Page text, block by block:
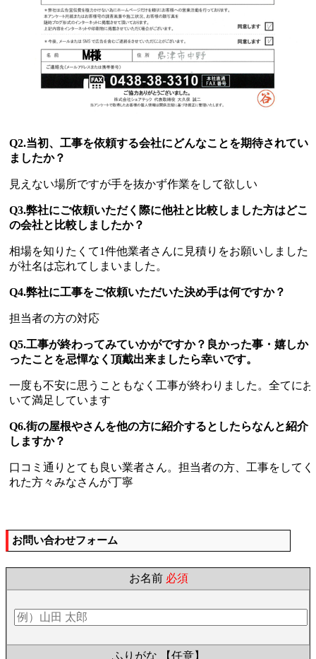
Q2.当初、工事を依頼する会社にどんなことを期待されてい
ましたか？
見えない場所ですが手を抜かず作業をして欲しい
Q3.弊社にご依頼いただく際に他社と比較しました方はどこ
の会社と比較しましたか？
相場を知りたくて1件他業者さんに見積りをお願いしました
が社名は忘れてしまいました。
Q4.弊社に工事をご依頼いただいた決め手は何ですか？
担当者の方の対応
Q5.工事が終わってみていかがですか？良かった事・嬉しか
ったことを忌憚なく頂戴出来ましたら幸いです。
一度も不安に思うこともなく工事が終わりました。全てにお
いて満足しています
Q6.街の屋根やさんを他の方に紹介するとしたらなんと紹介
しますか？
口コミ通りとても良い業者さん。担当者の方、工事をしてく
れた方々みなさんが丁寧
お問い合わせフォーム
お名前 必須
ふりがな 【任意】